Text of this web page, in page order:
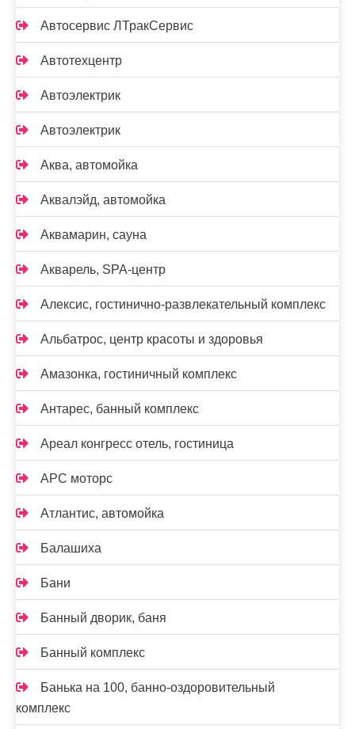
Автосервис ЛТракСервис
Автотехцентр
Автоэлектрик
Автоэлектрик
Аква, автомойка
Аквалэйд, автомойка
Аквамарин, сауна
Акварель, SPA-центр
Алексис, гостинично-развлекательный комплекс
Альбатрос, центр красоты и здоровья
Амазонка, гостиничный комплекс
Антарес, банный комплекс
Ареал конгресс отель, гостиница
АРС моторс
Атлантис, автомойка
Балашиха
Бани
Банный дворик, баня
Банный комплекс
Банька на 100, банно-оздоровительный
комплекс